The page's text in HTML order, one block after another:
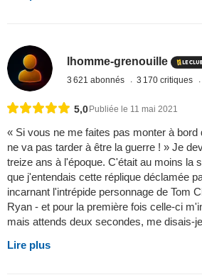
lhomme-grenouille
3 621 abonnés 3 170 critiques
5,0Publiée le 11 mai 2021
« Si vous ne me faites pas monter à
ne va pas tarder à être la guerre ! » Je
treize ans à l'époque. C'était au moins la
que j'entendais cette réplique déclamée
incarnant l'intrépide personnage de Tom
Ryan - et pour la première fois celle-ci
mais attends deux secondes, me disais-
Lire plus